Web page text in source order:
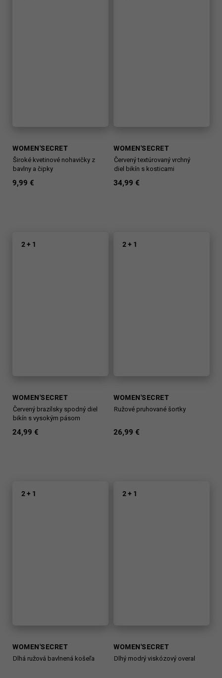
WOMEN'SECRET
Široké kvetinové nohavičky z
bavlny a čipky
9,99 €
WOMEN'SECRET
Červený textúrovaný vrchný
diel bikín s kosticami
34,99 €
2 + 1
WOMEN'SECRET
Červený brazílsky spodný diel
bikín s vysokým pásom
24,99 €
2 + 1
WOMEN'SECRET
Ružové pruhované šortky
26,99 €
2 + 1
WOMEN'SECRET
Dlhá ružová bavlnená košeľa
2 + 1
WOMEN'SECRET
Dlhý modrý viskózový overal